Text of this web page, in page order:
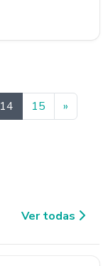
14 15 »
Ver todas